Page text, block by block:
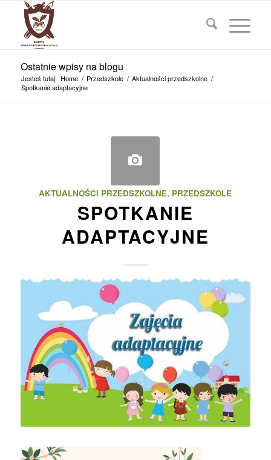
Ostatnie wpisy na blogu
Jesteś tutaj: Home / Przedszkole / Aktualności przedszkolne /
Spotkanie adaptacyjne
AKTUALNOŚCI PRZEDSZKOLNE, PRZEDSZKOLE
SPOTKANIE
ADAPTACYJNE